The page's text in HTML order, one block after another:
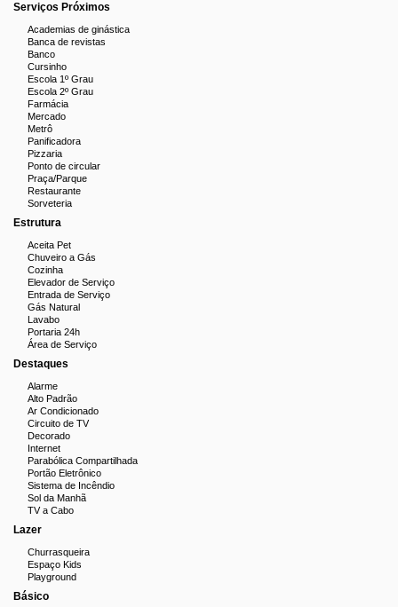
Serviços Próximos
Academias de ginástica
Banca de revistas
Banco
Cursinho
Escola 1º Grau
Escola 2º Grau
Farmácia
Mercado
Metrô
Panificadora
Pizzaria
Ponto de circular
Praça/Parque
Restaurante
Sorveteria
Estrutura
Aceita Pet
Chuveiro a Gás
Cozinha
Elevador de Serviço
Entrada de Serviço
Gás Natural
Lavabo
Portaria 24h
Área de Serviço
Destaques
Alarme
Alto Padrão
Ar Condicionado
Circuito de TV
Decorado
Internet
Parabólica Compartilhada
Portão Eletrônico
Sistema de Incêndio
Sol da Manhã
TV a Cabo
Lazer
Churrasqueira
Espaço Kids
Playground
Básico